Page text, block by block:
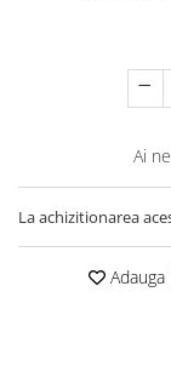
Ai
La achizitionarea
Adauga